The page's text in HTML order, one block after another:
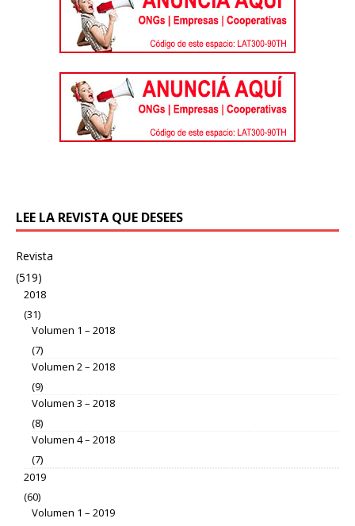
LEE LA REVISTA QUE DESEES
Revista
(519)
2018
(31)
Volumen 1 – 2018
(7)
Volumen 2 – 2018
(9)
Volumen 3 – 2018
(8)
Volumen 4 – 2018
(7)
2019
(60)
Volumen 1 – 2019